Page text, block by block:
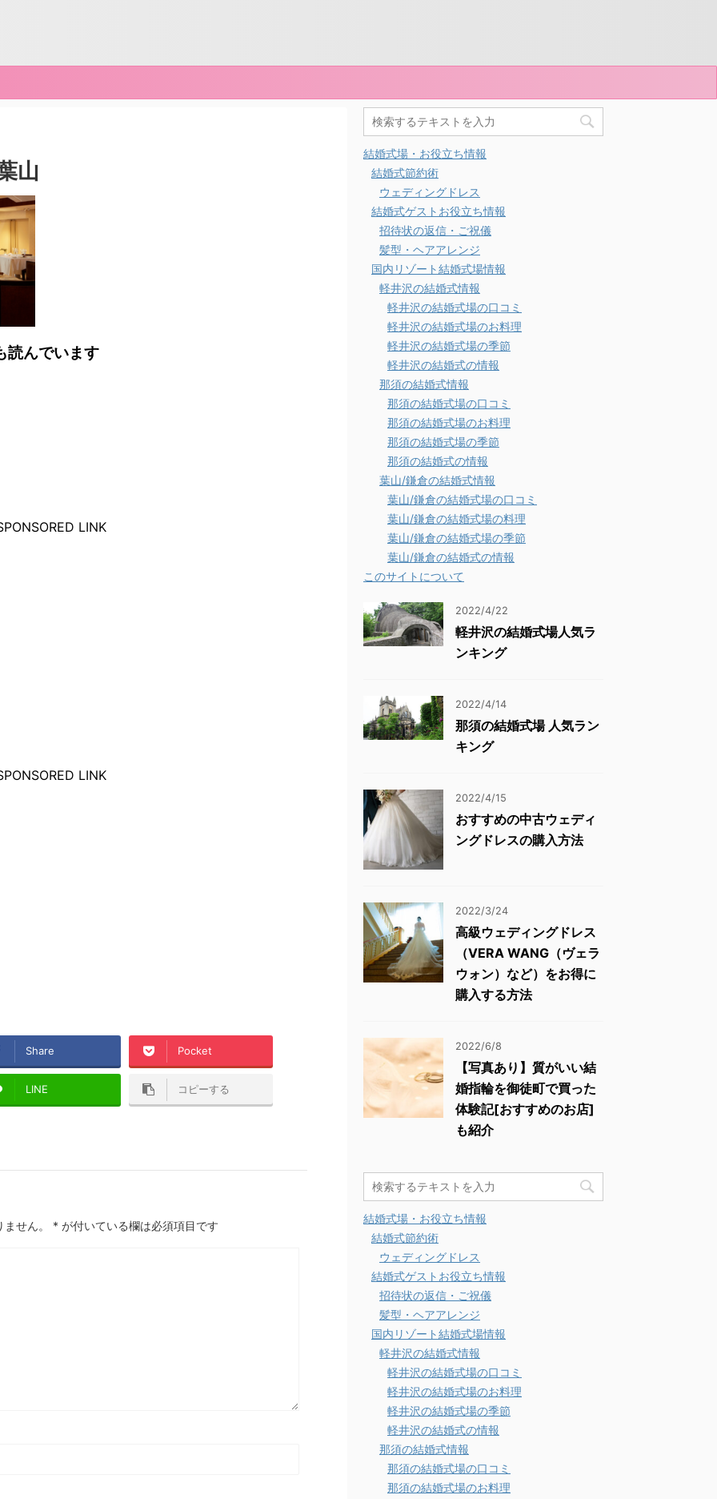
山
読んでいます
LINK
LINK
Share Pocket
LINE コピーする
せん。 * が付いている欄は必須項目です
結婚式場・お役立ち情報
結婚式節約術
ウェディングドレス
結婚式ゲストお役立ち情報
招待状の返信・ご祝儀
髪型・ヘアアレンジ
国内リゾート結婚式場情報
軽井沢の結婚式情報
軽井沢の結婚式場の口コミ
軽井沢の結婚式場のお料理
軽井沢の結婚式場の季節
軽井沢の結婚式の情報
那須の結婚式情報
那須の結婚式場の口コミ
那須の結婚式場のお料理
那須の結婚式場の季節
那須の結婚式の情報
葉山/鎌倉の結婚式情報
葉山/鎌倉の結婚式場の口コミ
葉山/鎌倉の結婚式場の料理
葉山/鎌倉の結婚式場の季節
葉山/鎌倉の結婚式の情報
このサイトについて
2022/4/22
軽井沢の結婚式場人気ラ
ンキング
2022/4/14
那須の結婚式場 人気ラン
キング
2022/4/15
おすすめの中古ウェディ
ングドレスの購入方法
2022/3/24
高級ウェディングドレス
（VERA WANG（ヴェラ
ウォン）など）をお得に
購入する方法
2022/6/8
【写真あり】質がいい結
婚指輪を御徒町で買った
体験記[おすすめのお店]
も紹介
結婚式場・お役立ち情報
結婚式節約術
ウェディングドレス
結婚式ゲストお役立ち情報
招待状の返信・ご祝儀
髪型・ヘアアレンジ
国内リゾート結婚式場情報
軽井沢の結婚式情報
軽井沢の結婚式場の口コミ
軽井沢の結婚式場のお料理
軽井沢の結婚式場の季節
軽井沢の結婚式の情報
那須の結婚式情報
那須の結婚式場の口コミ
那須の結婚式場のお料理